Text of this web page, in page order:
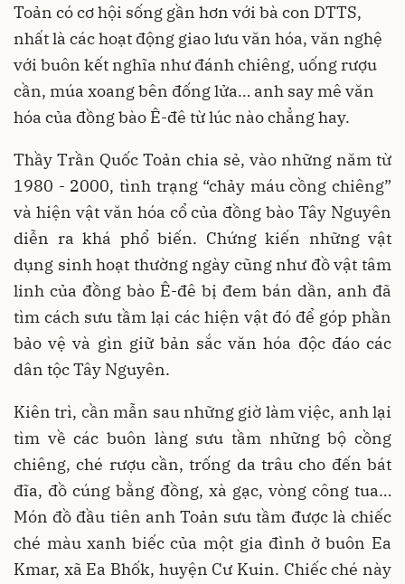
Toản có cơ hội sống gần hơn với bà con DTTS,
nhất là các hoạt động giao lưu văn hóa, văn nghệ
với buôn kết nghĩa như đánh chiêng, uống rượu
cần, múa xoang bên đống lửa… anh say mê văn
hóa của đồng bào Ê-đê từ lúc nào chẳng hay.
Thầy Trần Quốc Toản chia sẻ, vào những năm từ
1980 - 2000, tình trạng “chảy máu cồng chiêng”
và hiện vật văn hóa cổ của đồng bào Tây Nguyên
diễn ra khá phổ biến. Chứng kiến những vật
dụng sinh hoạt thường ngày cũng như đồ vật tâm
linh của đồng bào Ê-đê bị đem bán dần, anh đã
tìm cách sưu tầm lại các hiện vật đó để góp phần
bảo vệ và gìn giữ bản sắc văn hóa độc đáo các
dân tộc Tây Nguyên.
Kiên trì, cần mẫn sau những giờ làm việc, anh lại
tìm về các buôn làng sưu tầm những bộ cồng
chiêng, ché rượu cần, trống da trâu cho đến bát
đĩa, đồ cúng bằng đồng, xà gạc, vòng công tua…
Món đồ đầu tiên anh Toản sưu tầm được là chiếc
ché màu xanh biếc của một gia đình ở buôn Ea
Kmar, xã Ea Bhốk, huyện Cư Kuin. Chiếc ché này